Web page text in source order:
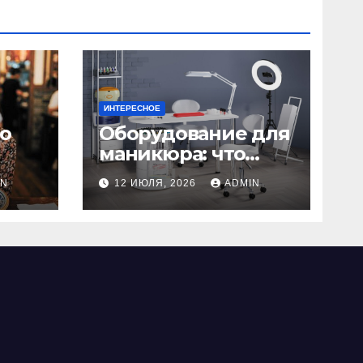
ИНТЕРЕСНОЕ
Оборудование для
маникюра: что
нужно для
идеального
маникюра
12 ИЮЛЯ, 2026 ADMIN